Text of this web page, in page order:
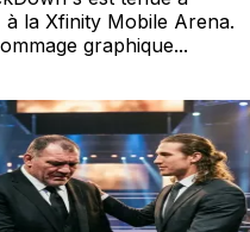
la Xfinity Mobile Arena.
graphique...